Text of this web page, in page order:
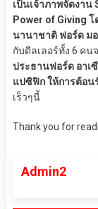
เป็นเจ้าภาพจัดงาน
Power of Giving
นานาชาติ ฟอร์ด ม
กับดีลเลอร์ทั้ง 6 คน
ประธานฟอร์ด อาเ
แปซิฟิก ให้การต้อน
เร็วๆนี้
Thank you for
Admin2